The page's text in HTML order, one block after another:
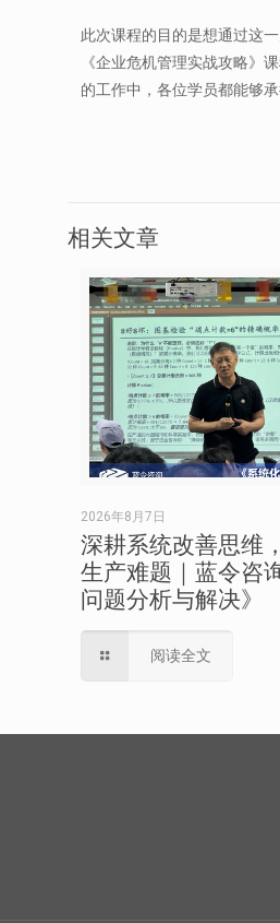
此次课程的目的是想通过这
《企业危机管理实战攻略》
的工作中，各位学员都能够
相关文章
2026年8月7日
深耕系统改善思维
生产难题｜蓝令咨
问题分析与解决》
阅读全文